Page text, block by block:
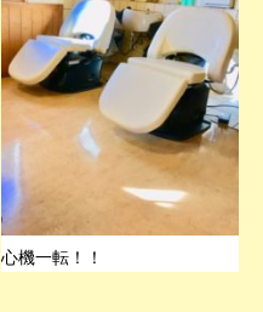
心機一転！！